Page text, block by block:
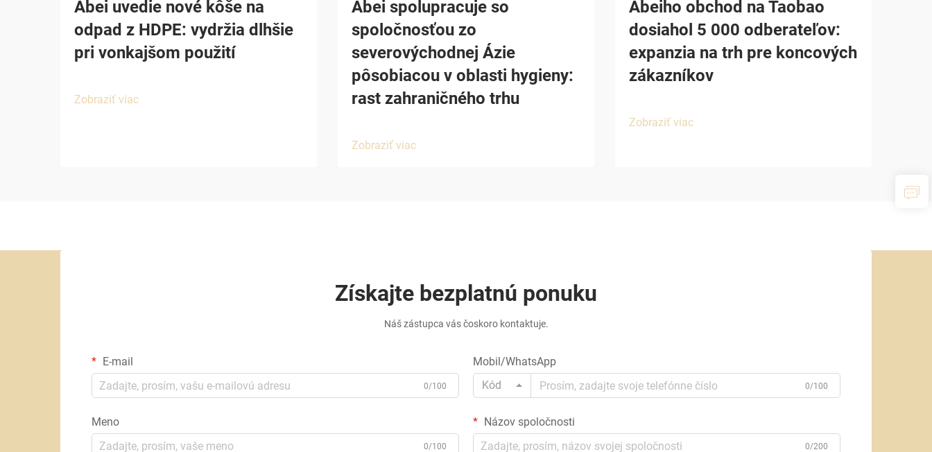
Abei uvedie nové kôše na
odpad z HDPE: vydržia dlhšie
pri vonkajšom použití
Zobraziť viac
Abei spolupracuje so
spoločnosťou zo
severovýchodnej Ázie
pôsobiacou v oblasti hygieny:
rast zahraničného trhu
Zobraziť viac
Abeiho obchod na Taobao
dosiahol 5 000 odberateľov:
expanzia na trh pre koncových
zákazníkov
Zobraziť viac
Získajte bezplatnú ponuku
Náš zástupca vás čoskoro kontaktuje.
E-mail
0/100
Mobil/WhatsApp
Kód
0/100
Meno
0/100
Názov spoločnosti
0/200